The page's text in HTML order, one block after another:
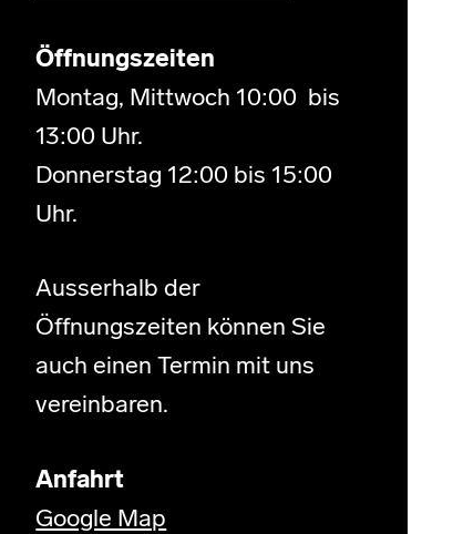
Öffnungszeiten
Montag, Mittwoch 10:00 bis
13:00 Uhr.
Donnerstag 12:00 bis 15:00
Uhr.
Ausserhalb der
Öffnungszeiten können Sie
auch einen Termin mit uns
vereinbaren.
Anfahrt
Google Map